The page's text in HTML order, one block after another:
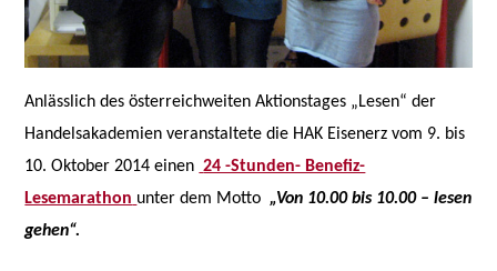
Anlässlich des österreichweiten Aktionstages „Lesen“ der
Handelsakademien veranstaltete die HAK Eisenerz vom 9. bis
10. Oktober 2014 einen 24 -Stunden- Benefiz-
Lesemarathon unter dem Motto „Von 10.00 bis 10.00 – lesen
gehen“.